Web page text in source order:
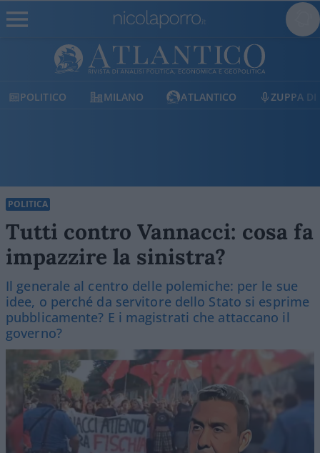
MILANO ATLANTICO ZUPPA DI PORRO
POLITICA
Tutti contro Vannacci: cosa fa
impazzire la sinistra?
Il generale al centro delle polemiche: per le sue
idee, o perché da servitore dello Stato si esprime
pubblicamente? E i magistrati che attaccano il
governo?